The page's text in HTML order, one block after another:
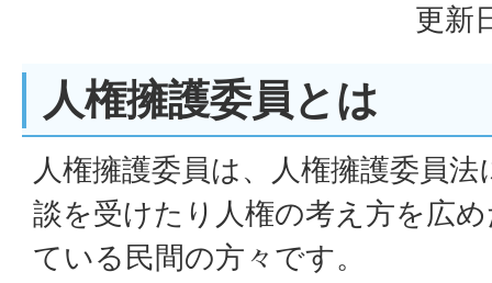
更新
人権擁護委員とは
人権擁護委員は、人権擁護委員
談を受けたり人権の考え方を広
ている民間の方々です。